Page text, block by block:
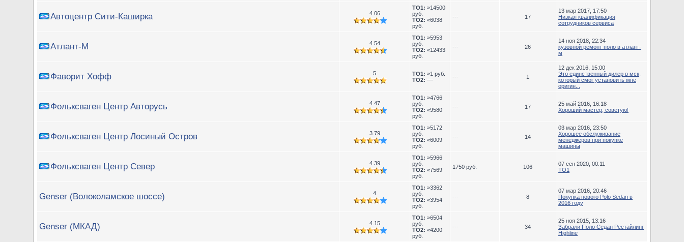
Автоцентр Сити-Каширка 4.06
TO1: ≈14500
руб.
TO2: ≈6038
руб.
--- 17
13 мар 2017, 17:50
Низкая квалификация
сотрудников сервиса
Атлант-М 4.54
TO1: ≈5953
руб.
TO2: ≈12433
руб.
--- 26
14 ноя 2018, 22:34
кузовной ремонт поло в атлант-
м
Фаворит Хофф 5 TO1: ≈1 руб.
TO2: --- --- 1
12 дек 2016, 15:00
Это единственный дилер в мск,
который смог установить мне
оригин...
Фольксваген Центр Авторусь 4.47
TO1: ≈4766
руб.
TO2: ≈9580
руб.
--- 17
25 май 2016, 16:18
Хороший мастер, советую!
Фольксваген Центр Лосиный Остров 3.79
TO1: ≈5172
руб.
TO2: ≈6009
руб.
--- 14
03 мар 2016, 23:50
Хорошее обслуживание
менеджеров при покупке
машины
Фольксваген Центр Север 4.39
TO1: ≈5966
руб.
TO2: ≈7569
руб.
1750 руб. 106
07 сен 2020, 00:11
ТО1
Genser (Волоколамское шоссе) 4
TO1: ≈3362
руб.
TO2: ≈3954
руб.
--- 8
07 мар 2016, 20:46
Покупка нового Polo Sedan в
2016 году
Genser (МКАД) 4.15
TO1: ≈6504
руб.
TO2: ≈4200
руб.
--- 34
25 ноя 2015, 13:16
Забрали Поло Седан Рестайлинг
Highline